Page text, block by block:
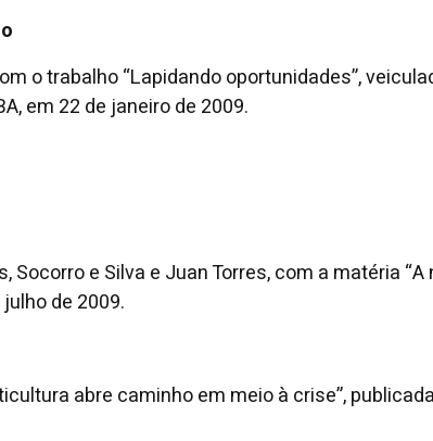
o trabalho “Lapidando oportunidades”,
em 22 de janeiro de 2009.
Socorro e Silva e Juan Torres, com a matéria
de 2009.
abre caminho em meio à crise”,